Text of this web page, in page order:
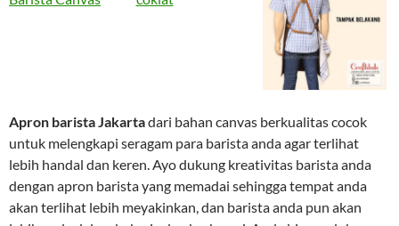
Apron barista Jakartadari bahan canvas berkualitas cocok
untuk melengkapi seragam para barista anda agar terlihat
lebih handal dan keren. Ayo dukung kreativitas barista anda
dengan apron barista yang memadai sehingga tempat anda
akan terlihat lebih meyakinkan, dan barista anda pun akan